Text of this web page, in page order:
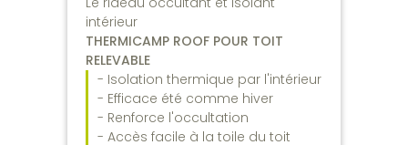
intérieur
THERMICAMP ROOF POUR TOIT
RELEVABLE
- Isolation thermique par l'intérieur
- Efficace été comme hiver
- Renforce l'occultation
- Accès facile à la toile du toit